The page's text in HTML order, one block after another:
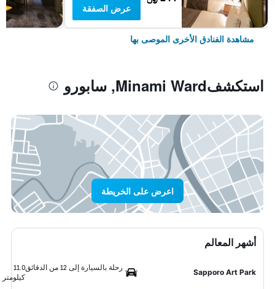
عرض الصفقة
مشاهدة الفنادق الأخرى الموصى بها
استكشفMinami Ward, سابورو
اعرض على الخريطة
أشهر المعالم
Sapporo Art Park
رحلة بالسيارة إلى 12 من الدقائق
11.0
كيلومتر